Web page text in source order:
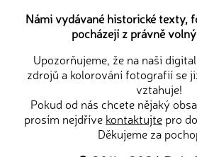
Námi vydávané historické texty,
pocházejí z právně
Upozorňujeme, že na naši
zdrojů a kolorování fotografií se
vztahuje!
Pokud od nás chcete nějaký
prosím nejdříve kontaktujte pro
Děkujeme za